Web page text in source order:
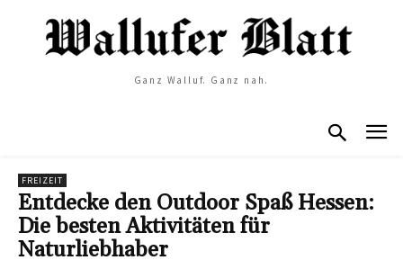
Ganz Walluf. Ganz nah.
FREIZEIT
Entdecke den Outdoor Spaß Hessen:
Die besten Aktivitäten für
Naturliebhaber